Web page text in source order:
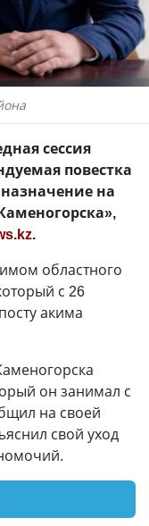
сессия
повестка
на
.
областного
с 26
акима
он занимал с
на своей
свой уход